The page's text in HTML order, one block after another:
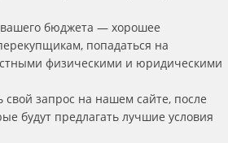
бюджета — хорошее
попадаться на
физическими и юридическими
свой запрос на нашем сайте, после
будут предлагать лучшие условия